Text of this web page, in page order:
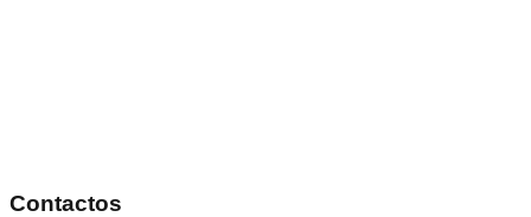
Contactos